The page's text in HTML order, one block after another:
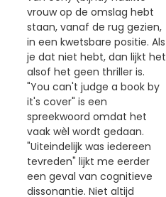
vrouw op de omslag hebt
staan, vanaf de rug gezien,
in een kwetsbare positie. Als
je dat niet hebt, dan lijkt het
alsof het geen thriller is.
"You can't judge a book by
it's cover" is een
spreekwoord omdat het
vaak wèl wordt gedaan.
"Uiteindelijk was iedereen
tevreden" lijkt me eerder
een geval van cognitieve
dissonantie. Niet altijd